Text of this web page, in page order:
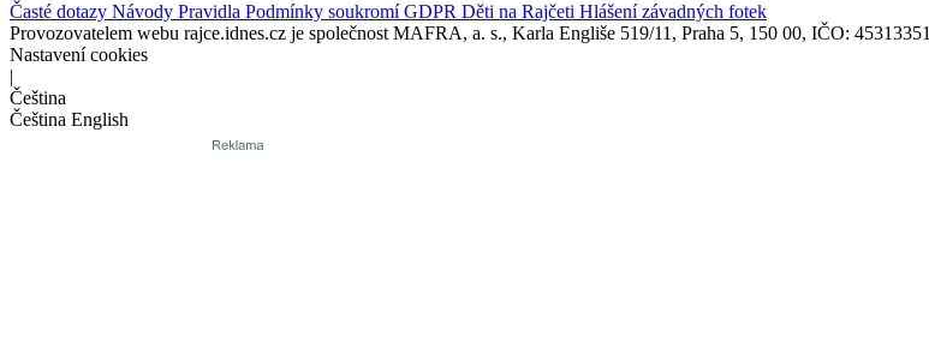
Časté dotazy Návody Pravidla Podmínky soukromíGDPR Děti na Rajčeti Hlášení závadných fotek
Provozovatelem webu rajce.idnes.cz je společnost MAFRA, a. s., Karla Engliše 519/11, Praha 5, 150 00, IČO: 45313351
Nastavení cookies
|
Čeština
Čeština English